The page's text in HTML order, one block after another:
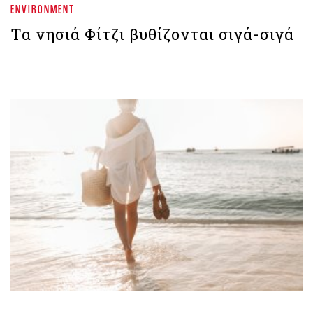
ENVIRONMENT
Τα νησιά Φίτζι βυθίζονται σιγά-σιγά